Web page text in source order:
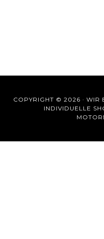
COPYRIGHT © 2026 · WIR
INDIVIDUELLE